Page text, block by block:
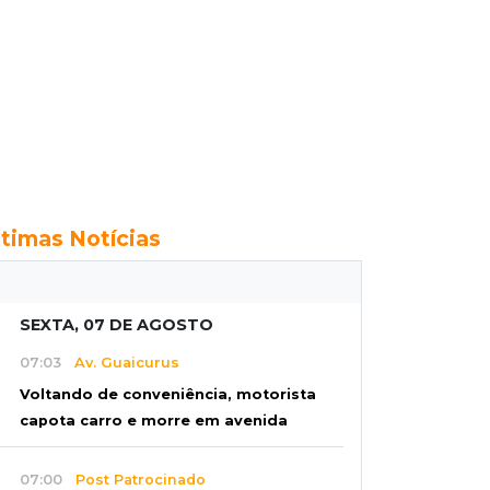
Notícias
SEXTA, 07 DE AGOSTO
07:03 Av. Guaicurus
Voltando de conveniência, motorista
capota carro e morre em avenida
07:00 Post Patrocinado